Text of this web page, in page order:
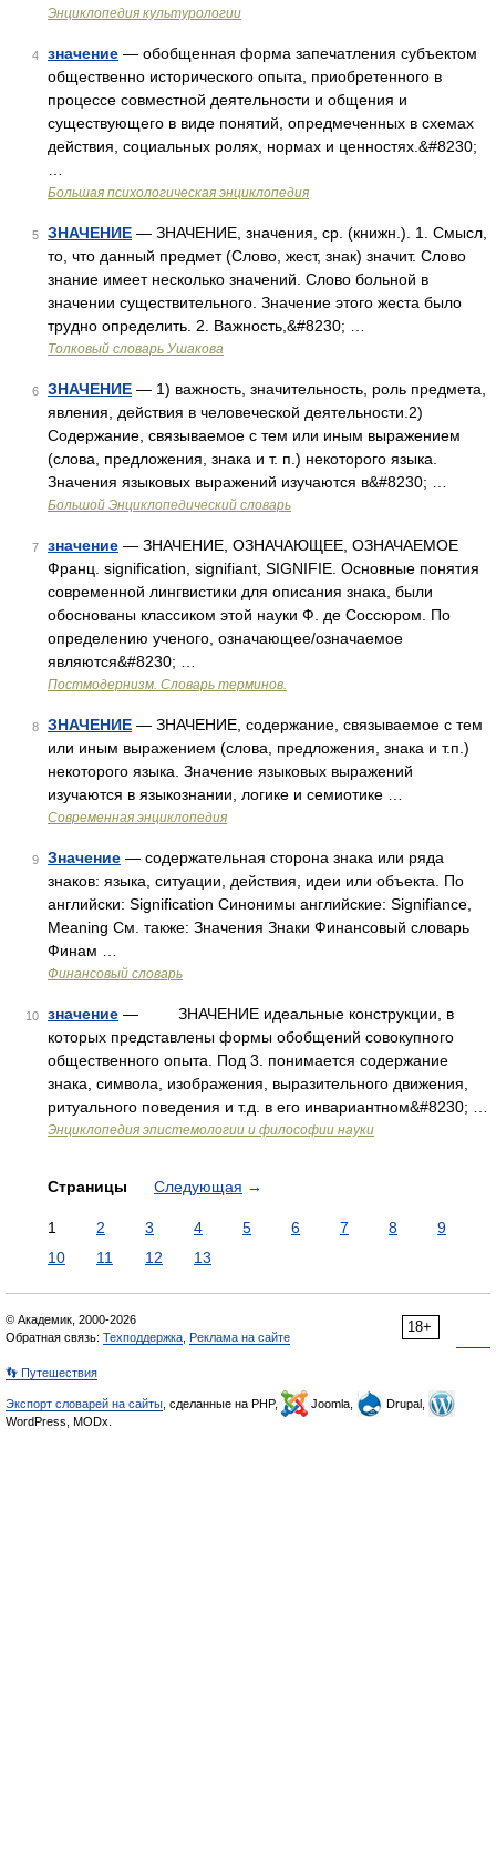
Энциклопедия культурологии
4 значение — обобщенная форма запечатления субъектом
общественно исторического опыта, приобретенного в
процессе совместной деятельности и общения и
существующего в виде понятий, опредмеченных в схемах
действия, социальных ролях, нормах и ценностях.&#8230;
Большая психологическая энциклопедия
5 ЗНАЧЕНИЕ — ЗНАЧЕНИЕ, значения, ср. (книжн.). 1. Смысл,
то, что данный предмет (Слово, жест, знак) значит. Слово
знание имеет несколько значений. Слово больной в
значении существительного. Значение этого жеста было
трудно определить. 2. Важность,&#8230; …
Толковый словарь Ушакова
6 ЗНАЧЕНИЕ — 1) важность, значительность, роль предмета,
явления, действия в человеческой деятельности.2)
Содержание, связываемое с тем или иным выражением
(слова, предложения, знака и т. п.) некоторого языка.
Значения языковых выражений изучаются в&#8230; …
Большой Энциклопедический словарь
7 значение — ЗНАЧЕНИЕ, ОЗНАЧАЮЩЕЕ, ОЗНАЧАЕМОЕ
Франц. signification, signifiant, SIGNIFIE. Основные понятия
современной лингвистики для описания знака, были
обоснованы классиком этой науки Ф. де Соссюром. По
определению ученого, означающее/означаемое
являются&#8230; …
Постмодернизм. Словарь терминов.
8 ЗНАЧЕНИЕ — ЗНАЧЕНИЕ, содержание, связываемое с тем
или иным выражением (слова, предложения, знака и т.п.)
некоторого языка. Значение языковых выражений
изучаются в языкознании, логике и семиотике …
Современная энциклопедия
9 Значение — содержательная сторона знака или ряда
знаков: языка, ситуации, действия, идеи или объекта. По
английски: Signification Синонимы английские: Signifiance,
Meaning См. также: Значения Знаки Финансовый словарь
Финам …
Финансовый словарь
10 значение — ЗНАЧЕНИЕ идеальные конструкции, в
которых представлены формы обобщений совокупного
общественного опыта. Под 3. понимается содержание
знака, символа, изображения, выразительного движения,
ритуального поведения и т.д. в его инвариантном&#8230; …
Энциклопедия эпистемологии и философии науки
Страницы Следующая →
1 2 3 4 5 6 7 8
9
10
11 12 13
18+
© Академик, 2000-2026
Обратная связь: Техподдержка Реклама на сайте
👣 Путешествия
Экспорт словарей на сайты , сделанные на PHP, Joomla,
Drupal,
WordPress, MODx.